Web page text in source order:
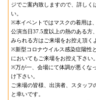
ジでご案内致しますので、詳しく
い。
※本イベントではマスクの着用は
公演当日37.5度以上の熱のある方
みられる方はご来場をお控え頂く
※新型コロナウイルス感染症陽性
においてもご来場をお控え下さい。
※万が一、会場にて体調が悪くな
け下さい。
ご来場の皆様、出演者、スタッ
と幸いです。